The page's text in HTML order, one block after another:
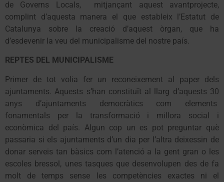
de Governs Locals, mitjançant aquest avantprojecte,
complint d’aquesta manera el que estableix l’Estatut de
Catalunya sobre la creació d’aquest òrgan, que ha
d’esdevenir la veu del municipalisme del nostre país.
REPTES DEL MUNICIPALISME
Primer de tot volia fer un reconeixement al paper dels
ajuntaments. Aquests s’han constituït al llarg d’aquests 30
anys d’ajuntaments democràtics com elements
fonamentals per la transformació i millora social i
econòmica del país. Algun cop un es pot preguntar què
passaria si els ajuntaments d’un dia per l’altra deixessin de
donar serveis tan bàsics com l’atenció a la gent gran o les
escoles bressol, unes tasques que desenvolupen des de fa
molt de temps sense les competències exactes ni el